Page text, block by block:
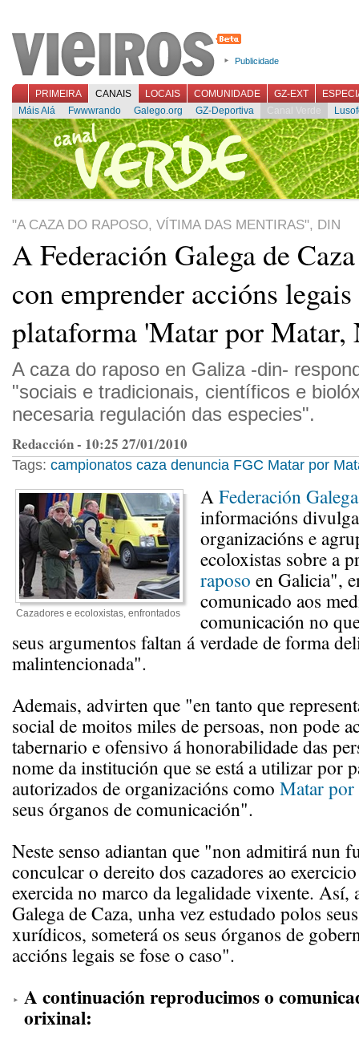
Publicidade
PRIMEIRA CANAIS LOCAIS COMUNIDADE GZ-EXT
Máis Alá
Fwwwrando Galego.org GZ-Deportiva Canal Verde
"A CAZA DO RAPOSO, VÍTIMA DAS MENTIRAS", DIN
A Federación Galega de
con emprender accións
plataforma 'Matar por Matar,
A caza do raposo en Galiza -din-
"sociais e tradicionais, científicos e
necesaria regulación das especies".
Redacción - 10:25 27/01/2010
Tags: campionatos caza denuncia FGC Matar por
Cazadores e ecoloxistas, enfrontados
AFederación
informacións
organizacións e
ecoloxistas sobre a
raposo en Galicia",
comunicado aos
comunicación no
seus argumentos faltan á verdade de forma
malintencionada".
Ademais, advirten que "en tanto que
social de moitos miles de persoas, non pode
tabernario e ofensivo á honorabilidade das
nome da institución que se está a utilizar por
autorizados de organizacións como Matar
seus órganos de comunicación".
Neste senso adiantan que "non admitirá nun
conculcar o dereito dos cazadores ao
exercida no marco da legalidade vixente. Así,
Galega de Caza, unha vez estudado polos
xurídicos, someterá os seus órganos de
accións legais se fose o caso".
A continuación reproducimos o
orixinal: